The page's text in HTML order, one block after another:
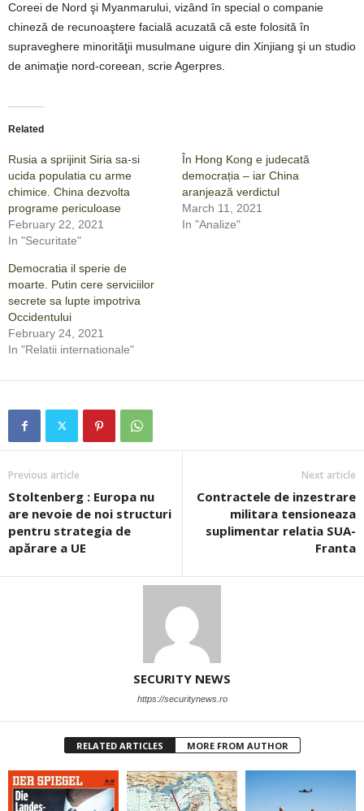
Coreei de Nord şi Myanmarului, vizând în special o companie
chineză de recunoaştere facială acuzată că este folosită în
supraveghere minorităţii musulmane uigure din Xinjiang şi un studio
de animaţie nord-coreean, scrie Agerpres.
Related
Rusia a sprijinit Siria sa-si
ucida populatia cu arme
chimice. China dezvolta
programe periculoase
February 22, 2021
In "Securitate"
În Hong Kong e judecată
democrația – iar China
aranjează verdictul
March 11, 2021
In "Analize"
Democratia il sperie de
moarte. Putin cere serviciilor
secrete sa lupte impotriva
Occidentului
February 24, 2021
In "Relatii internationale"
Previous article
Stoltenberg : Europa nu
are nevoie de noi structuri
pentru strategia de
apărare a UE
Next article
Contractele de inzestrare
militara tensioneaza
suplimentar relatia SUA-
Franta
SECURITY NEWS
https://securitynews.ro
RELATED ARTICLES MORE FROM AUTHOR